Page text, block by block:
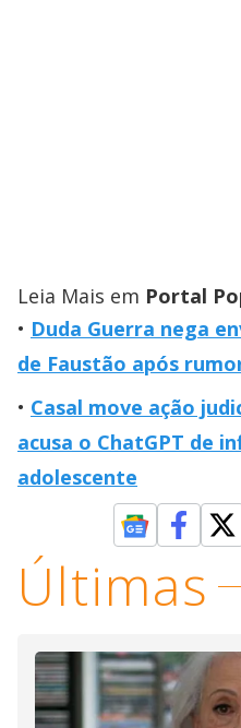
Leia Mais em Portal
Duda Guerra nega
de Faustão após
Casal move ação
acusa o ChatGPT de
adolescente
Últimas